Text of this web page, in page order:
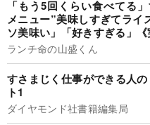
「もう5回くらい食べてる
メニュー”美味しすぎてライ
ソ美味い」「好きすぎる」《
ランチ命の山盛くん
すさまじく仕事ができる人
ト1
ダイヤモンド社書籍編集局